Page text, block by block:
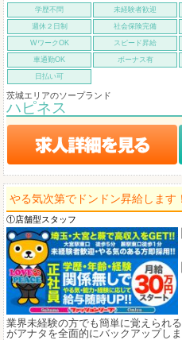
学歴不問 未経験者歓迎
週休２日制 社会保険完備
WワークOK スピード昇給
車通勤OK ボーナス有
日払い可
茨城エリアのソープランド
ハピネス
やる気次第でドンドン昇給します！
①店舗型スタッフ
業界未経験の方でも簡単に覚えられ
がアナタを全面的にバックアップし